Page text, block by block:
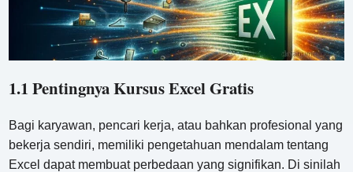
1.1 Pentingnya Kursus Excel Gratis
Bagi karyawan, pencari kerja, atau bahkan profesional yang
bekerja sendiri, memiliki pengetahuan mendalam tentang
Excel dapat membuat perbedaan yang signifikan. Di sinilah